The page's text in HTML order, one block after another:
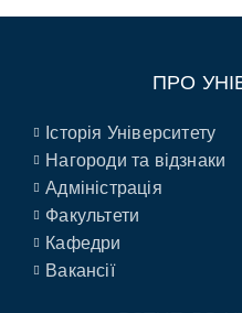
ПРО
Історія Університету
Нагороди та відзнаки
Адміністрація
Факультети
Кафедри
Вакансії